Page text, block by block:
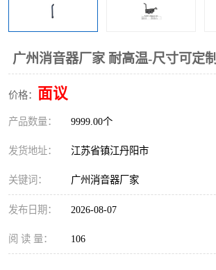
广州消音器厂家 耐高温-尺寸可定制
价格： 面议
产品数量： 9999.00个
发货地址： 江苏省镇江丹阳市
关键词： 广州消音器厂家
发布日期： 2026-08-07
阅 读 量： 106